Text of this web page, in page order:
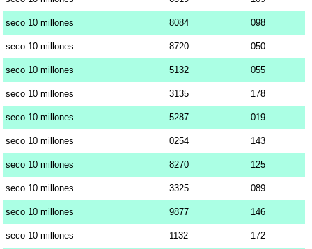
seco 10 millones 8084 098
seco 10 millones 8720 050
seco 10 millones 5132 055
seco 10 millones 3135 178
seco 10 millones 5287 019
seco 10 millones 0254 143
seco 10 millones 8270 125
seco 10 millones 3325 089
seco 10 millones 9877 146
seco 10 millones 1132 172